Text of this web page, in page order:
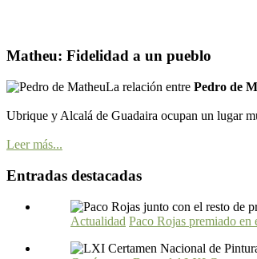
Matheu: Fidelidad a un pueblo
La relación entre Pedro de
Ubrique y Alcalá de Guadaira ocupan un lugar
Leer más...
Entradas destacadas
Actualidad Paco Rojas premiado